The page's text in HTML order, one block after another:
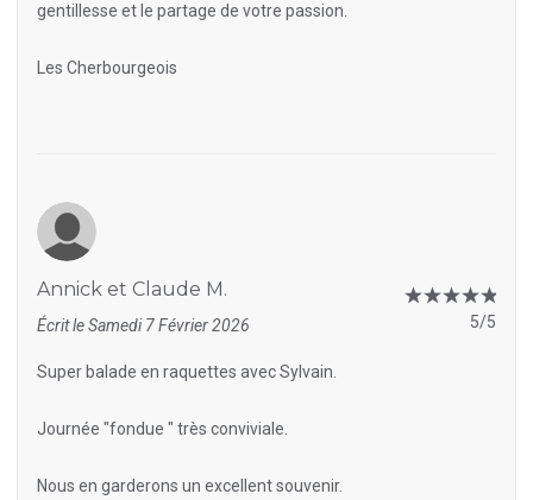
gentillesse et le partage de votre passion.
Les Cherbourgeois
Annick et Claude M.
Écrit le Samedi 7 Février 2026 5/5
Super balade en raquettes avec Sylvain.
Journée "fondue " très conviviale.
Nous en garderons un excellent souvenir.